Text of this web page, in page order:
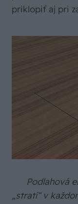
priklopiť aj pri
Podlahová
„stratí“ v